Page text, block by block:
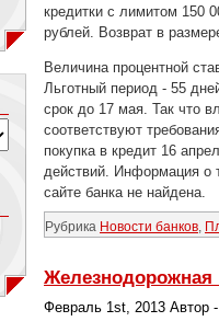
кредитки с лимитом 150
рублей. Возврат в
Величина процентной
Льготный период - 55
срок до 17 мая. Так что
соответствуют
покупка в кредит 16
действий. Информация о
сайте банка не найдена.
Рубрика Новости банков
Железнодорожная
Февраль 1st, 2013 Автор